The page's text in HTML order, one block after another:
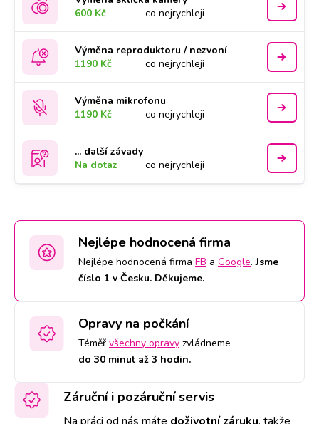
600 Kč
co nejrychleji
Výměna reproduktoru / nezvoní
1190 Kč
co nejrychleji
Výměna mikrofonu
1190 Kč
co nejrychleji
... další závady
Na dotaz
co nejrychleji
Nejlépe hodnocená firma
Nejlépe hodnocená firma FB a Google.Jsme
číslo 1 v Česku. Děkujeme.
Opravy na počkání
Téměř všechny opravy zvládneme
do 30 minut až 3 hodin..
Záruční i pozáruční servis